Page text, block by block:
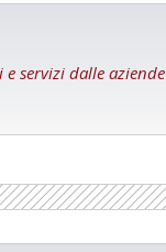
servizi dalle aziende